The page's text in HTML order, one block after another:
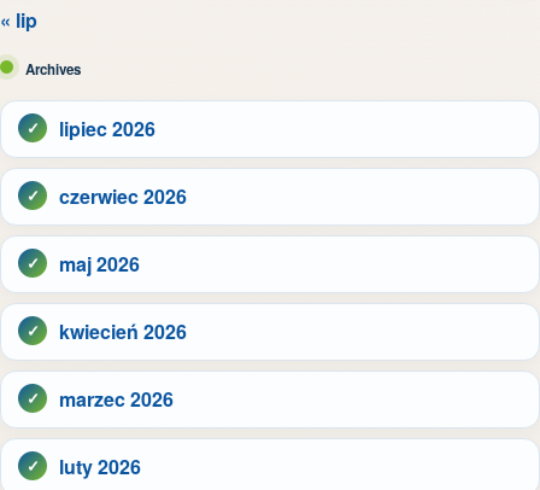
« lip
Archives
lipiec 2026
czerwiec 2026
maj 2026
kwiecień 2026
marzec 2026
luty 2026